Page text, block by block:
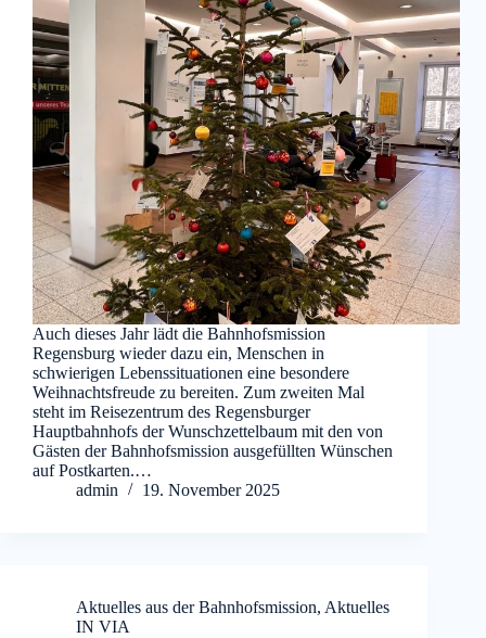
Auch dieses Jahr lädt die Bahnhofsmission
Regensburg wieder dazu ein, Menschen in
schwierigen Lebenssituationen eine besondere
Weihnachtsfreude zu bereiten. Zum zweiten Mal
steht im Reisezentrum des Regensburger
Hauptbahnhofs der Wunschzettelbaum mit den von
Gästen der Bahnhofsmission ausgefüllten Wünschen
auf Postkarten.…
admin
19. November 2025
Aktuelles aus der Bahnhofsmission, Aktuelles
IN VIA